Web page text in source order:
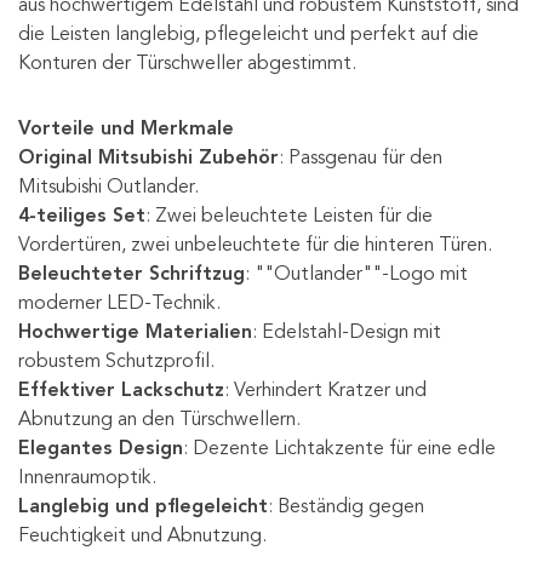
aus hochwertigem Edelstahl und robustem Kunststoff, sind
die Leisten langlebig, pflegeleicht und perfekt auf die
Konturen der Türschweller abgestimmt.
Vorteile und Merkmale
Original Mitsubishi Zubehör: Passgenau für den
Mitsubishi Outlander.
4-teiliges Set: Zwei beleuchtete Leisten für die
Vordertüren, zwei unbe­leuchtete für die hinteren Türen.
Beleuchteter Schriftzug: ""Outlander""-Logo mit
moderner LED-Technik.
Hochwertige Materialien: Edelstahl-Design mit
robustem Schutzprofil.
Effektiver Lackschutz: Verhindert Kratzer und
Abnutzung an den Türschwellern.
Elegantes Design: Dezente Lichtakzente für eine edle
Innenraumoptik.
Langlebig und pflegeleicht: Beständig gegen
Feuchtigkeit und Abnutzung.